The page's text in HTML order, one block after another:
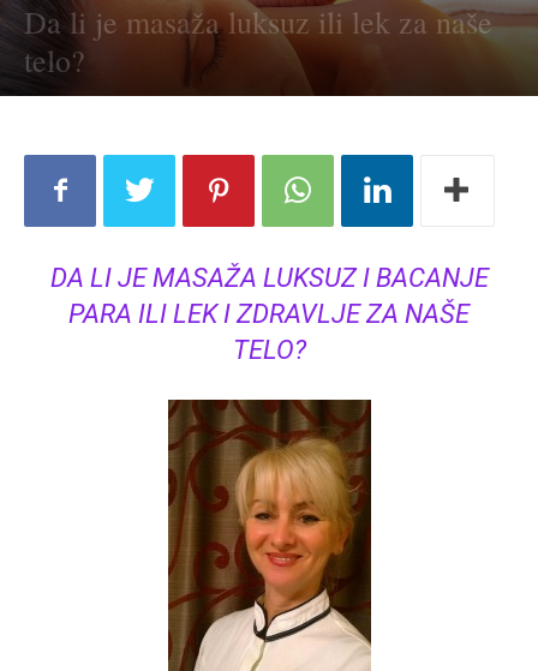
Da li je masaža luksuz ili lek za naše
telo?
DA LI JE MASAŽA LUKSUZ I BACANJE
PARA ILI LEK I ZDRAVLJE ZA NAŠE
TELO?